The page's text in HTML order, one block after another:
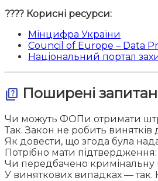
???? Корисні ресурси:
Мінцифра України
Council of Europe – Data
Національний портал
quiz Поширені
Чи можуть ФОПи отримати
Так. Закон не робить винятків
Як довести, що згода була
Потрібно мати
Чи передбачено кримінальну
У виняткових випадках —